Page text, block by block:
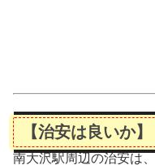
【治安は良いか】
南大沢駅周辺の治安は、